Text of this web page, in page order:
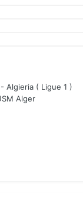
Algieria ( Ligue 1 )
Alger